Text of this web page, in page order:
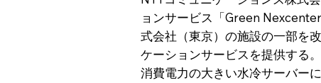
ョンサービス「Green
式会社（東京）の施設の一部を
ケーションサービスを提供する
消費電力の大きい水冷サーバー